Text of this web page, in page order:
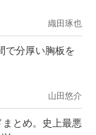
織田琢也
で分厚い胸板を
山田悠介
とめ。史上最悪